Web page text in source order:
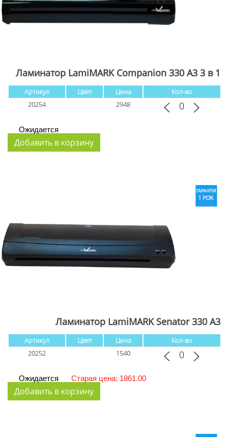
Ламинатор LamiMARK Companion 330 A3 3 в 1
Артикул Цвет Цена
Кол-во
20254
2948
Ожидается
Ламинатор LamiMARK Senator 330 А3
Артикул Цвет Цена
Кол-во
20252
1540
Ожидается Старая цена: 1861.00